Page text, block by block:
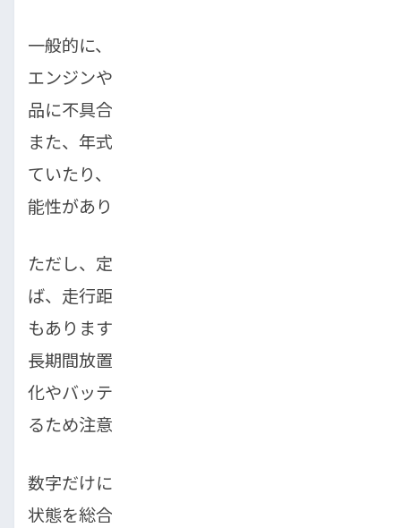
一般的に、走行距離が10万kmを超えると、
エンジンやミッション、足回りなどの主要部
品に不具合が出やすくなるとされています。
また、年式が古すぎると、安全装備が不足し
ていたり、部品の劣化が進んでいたりする可
能性があります。
ただし、定期的に整備されている車であれ
ば、走行距離が多少多くても問題ないケース
もあります。逆に、走行距離が少なくても、
長期間放置されていた車は、ゴムパーツの劣
化やバッテリーの消耗が進んでいることがあ
るため注意が必要です。
数字だけにとらわれず、点検記録簿や車両の
状態を総合的に判断することが、失敗しない